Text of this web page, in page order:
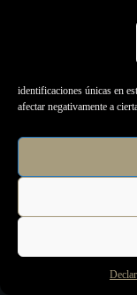
Para ofrecer las mejores
almacenar y/o acceder a la
identificaciones únicas en
afectar negativamente a
Copyright © 2026 -
Descargo de